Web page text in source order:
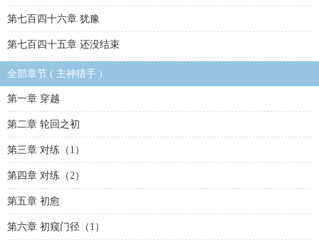
第七百四十六章 犹豫
第七百四十五章 还没结束
全部章节 ( 主神猎手 )
第一章 穿越
第二章 轮回之初
第三章 对练（1）
第四章 对练（2）
第五章 初愈
第六章 初窥门径（1）